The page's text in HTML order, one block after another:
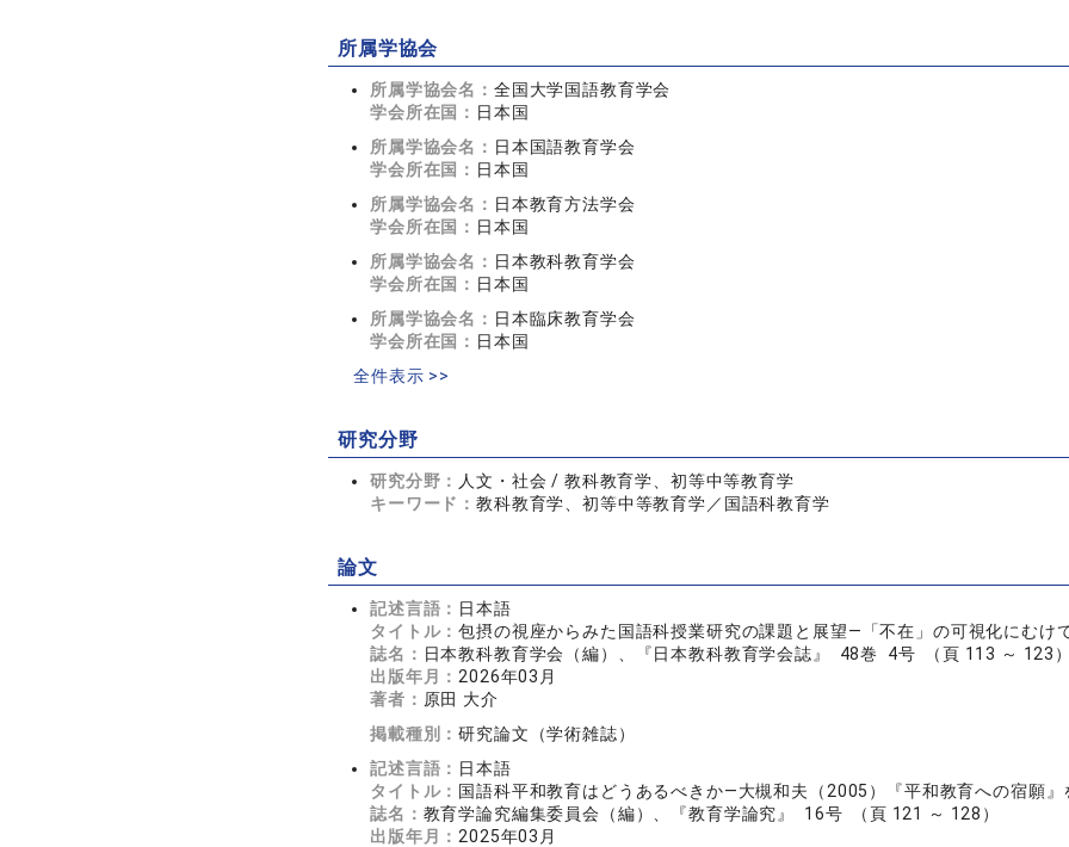
所属学協会
所属学協会名： 全国大学国語教育学会
学会所在国： 日本国
所属学協会名： 日本国語教育学会
学会所在国： 日本国
所属学協会名： 日本教育方法学会
学会所在国： 日本国
所属学協会名： 日本教科教育学会
学会所在国： 日本国
所属学協会名： 日本臨床教育学会
学会所在国： 日本国
全件表示 >>
研究分野
研究分野： 人文・社会 / 教科教育学、初等中等教育学
キーワード：教科教育学、初等中等教育学／国語科教育学
論文
記述言語： 日本語
タイトル：包摂の視座からみた国語科授業研究の課題と展望―「不在」の可視化にむけ
誌名： 日本教科教育学会（編）、『日本教科教育学会誌』 48巻 4号 （頁 113 ～ 123）
出版年月： 2026年03月
著者： 原田 大介
掲載種別：研究論文（学術雑誌）
記述言語： 日本語
タイトル： 国語科平和教育はどうあるべきか―大槻和夫（2005）『平和教育への宿願』
誌名： 教育学論究編集委員会（編）、『教育学論究』 16号 （頁 121 ～ 128）
出版年月： 2025年03月